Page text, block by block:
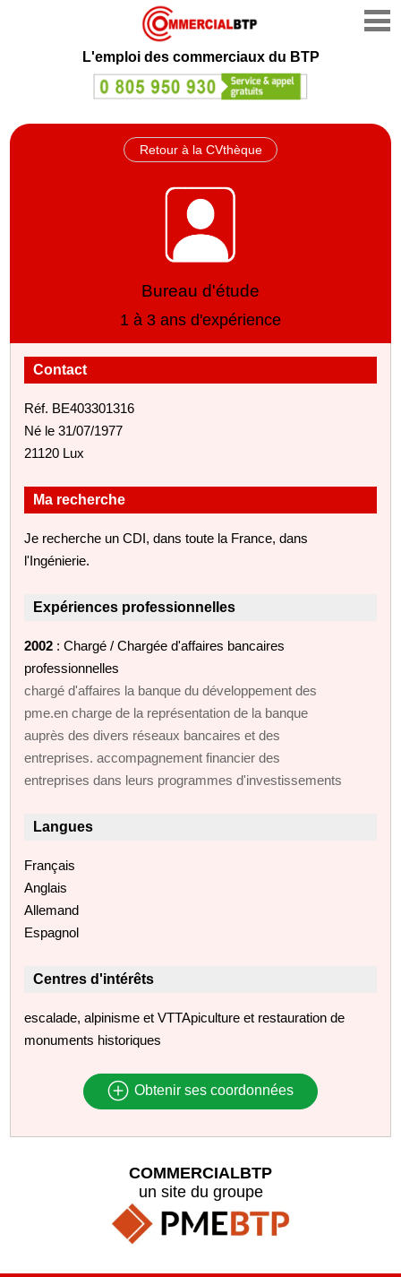
L'emploi des commerciaux du BTP
Retour à la CVthèque
Bureau d'étude
1 à 3 ans d'expérience
Contact
Réf. BE403301316
Né le 31/07/1977
21120 Lux
Ma recherche
Je recherche un CDI, dans toute la France, dans
l'Ingénierie.
Expériences professionnelles
2002 : Chargé / Chargée d'affaires bancaires
professionnelles
chargé d'affaires la banque du développement des
pme.en charge de la représentation de la banque
auprès des divers réseaux bancaires et des
entreprises. accompagnement financier des
entreprises dans leurs programmes d'investissements
Langues
Français
Anglais
Allemand
Espagnol
Centres d'intérêts
escalade, alpinisme et VTTApiculture et restauration de
monuments historiques
Obtenir ses coordonnées
COMMERCIALBTP
un site du groupe